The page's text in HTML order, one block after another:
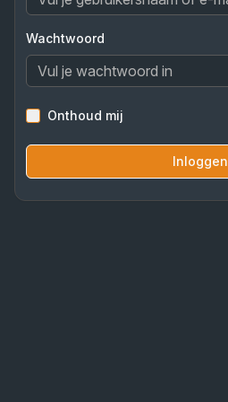
Wachtwoord
Onthoud mij
Inloggen